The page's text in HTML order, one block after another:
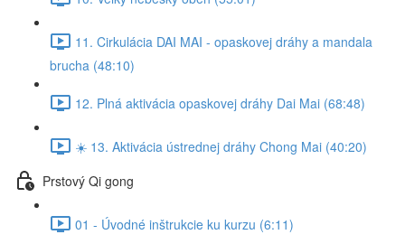
11. Cirkulácia DAI MAI - opaskovej dráhy a mandala
brucha (48:10)
12. Plná aktivácia opaskovej dráhy Dai Mai (68:48)
☀️ 13. Aktivácia ústrednej dráhy Chong Mai (40:20)
Prstový Qi gong
01 - Úvodné inštrukcie ku kurzu (6:11)